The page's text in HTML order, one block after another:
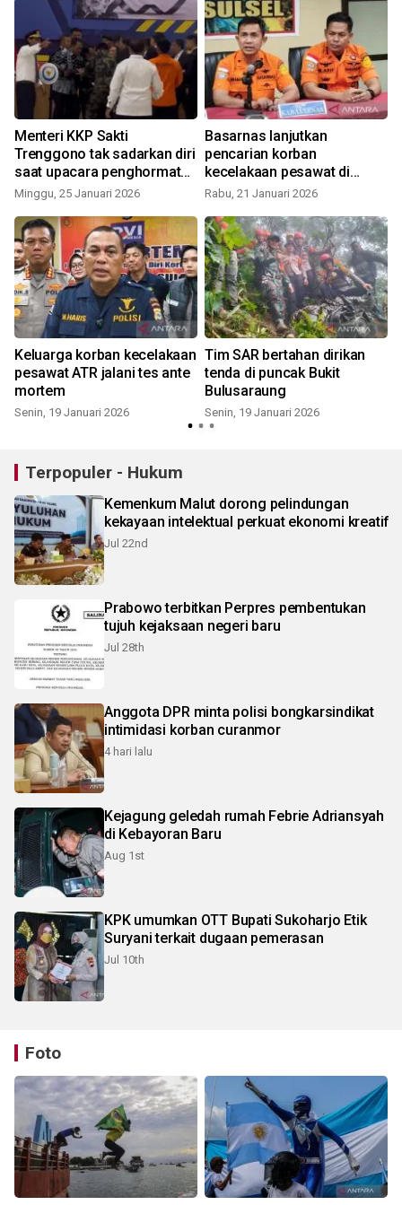
Menteri KKP Sakti
Trenggono tak sadarkan diri
saat upacara penghormatan
korban kecelakaan pesawat
Minggu, 25 Januari 2026
Basarnas lanjutkan
pencarian korban
kecelakaan pesawat di
Bulusaraung
Rabu, 21 Januari 2026
Keluarga korban kecelakaan
pesawat ATR jalani tes ante
mortem
Senin, 19 Januari 2026
Tim SAR bertahan dirikan
tenda di puncak Bukit
Bulusaraung
Senin, 19 Januari 2026
Terpopuler - Hukum
Kemenkum Malut dorong pelindungan
kekayaan intelektual perkuat ekonomi kreatif
Jul 22nd
Prabowo terbitkan Perpres pembentukan
tujuh kejaksaan negeri baru
Jul 28th
Anggota DPR minta polisi bongkarsindikat
intimidasi korban curanmor
4 hari lalu
Kejagung geledah rumah Febrie Adriansyah
di Kebayoran Baru
Aug 1st
KPK umumkan OTT Bupati Sukoharjo Etik
Suryani terkait dugaan pemerasan
Jul 10th
Foto